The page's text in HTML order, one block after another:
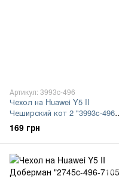
Артикул: 3993c-496
Чехол на Huawei Y5 II
Чеширский кот 2 "3993c-496-
7105"
169 грн